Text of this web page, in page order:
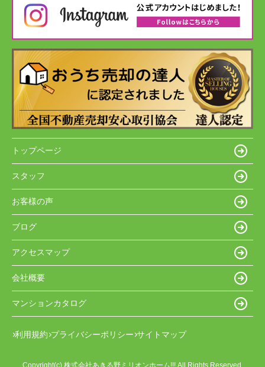
トップページ
スタッフ
お客様の声
ブログ
アクセスマップ
会社概要
マンションカタログ
利用規約 プライバシーポリシー サイトマップ
Copyright(c) 株式会社あきる野ミリオンホーム!!! All Rights Reserved.